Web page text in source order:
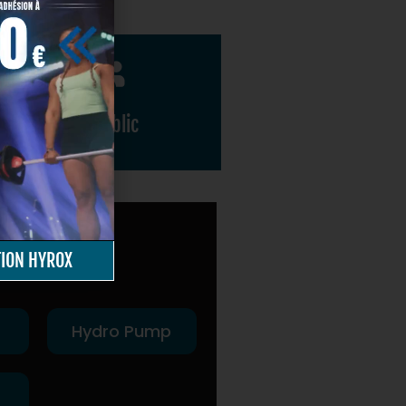
Tout Public
Adultes et enfants
Hydro Pump
HYROX